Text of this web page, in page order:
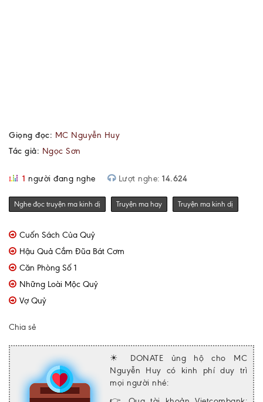
Giọng đọc: MC Nguyễn Huy
Tác giả: Ngọc Sơn
1 người đang nghe Lượt nghe: 14.624
Nghe đọc truyện ma kinh dị Truyện ma hay Truyện ma kinh dị
Cuốn Sách Của Quỷ
Hậu Quả Cắm Đũa Bát Cơm
Căn Phòng Số 1
Những Loài Mộc Quỷ
Vợ Quỷ
Chia sẻ
☀ DONATE ủng hộ cho MC
Nguyễn Huy có kinh phí duy trì
mọi người nhé: